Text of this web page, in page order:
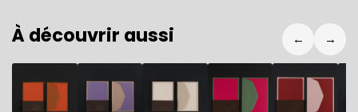
et
mini
enveloppes
QUARTZ
À découvrir aussi
9,80€ 9,80€ 9,80€ 14,80€ 14,80€
← →